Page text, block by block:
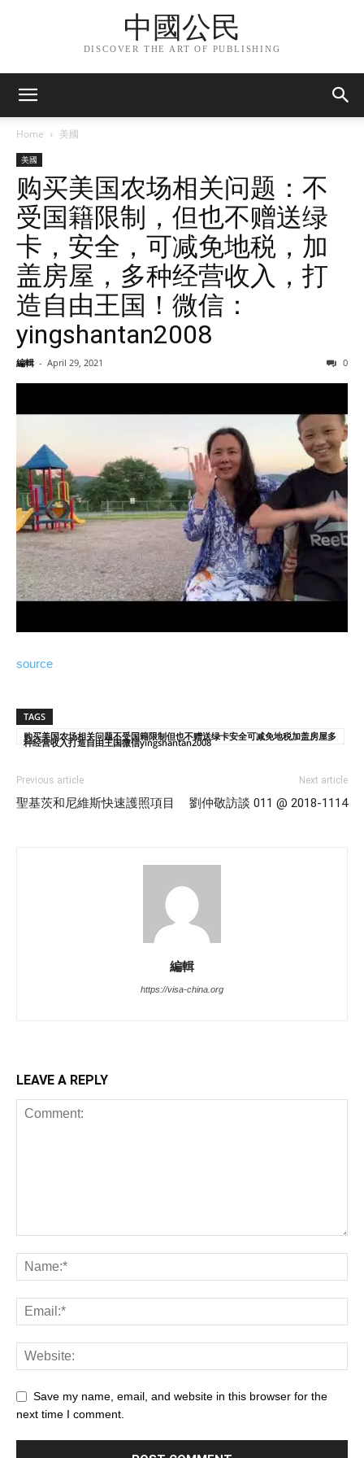
中國公民
DISCOVER THE ART OF PUBLISHING
Home 美國
美國
购买美国农场相关问题：不
受国籍限制，但也不赠送绿
卡，安全，可减免地税，加
盖房屋，多种经营收入，打
造自由王国！微信：
yingshantan2008
編輯 - April 29, 2021 0
source
TAGS
购买美国农场相关问题不受国籍限制但也不赠送绿卡安全可减免地税加盖房屋多
种经营收入打造自由王国微信yingshantan2008
Previous article
聖基茨和尼維斯快速護照項目
Next article
劉仲敬訪談 011 @ 2018-1114
編輯
https://visa-china.org
LEAVE A REPLY
Save my name, email, and website in this browser for the
next time I comment.